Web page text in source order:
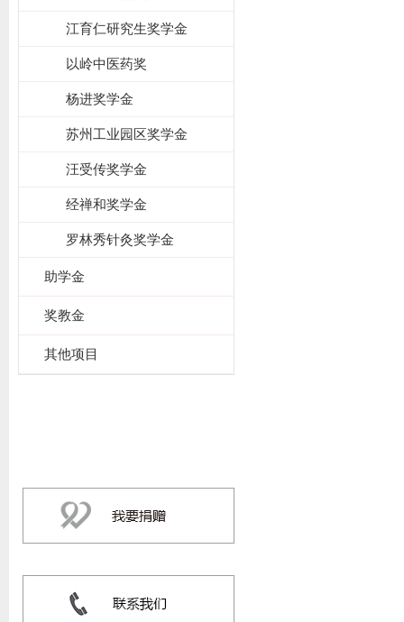
江育仁研究生奖学金
以岭中医药奖
杨进奖学金
苏州工业园区奖学金
汪受传奖学金
经禅和奖学金
罗林秀针灸奖学金
助学金
奖教金
其他项目